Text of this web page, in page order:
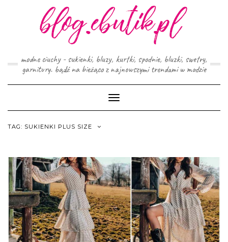
modne ciuchy - sukienki, bluzy, kurtki, spodnie, bluzki, swetry,
garnitury. bądź na bieżąco z najnowszymi trendami w modzie
Toggle
Navigation
TAG: SUKIENKI PLUS SIZE